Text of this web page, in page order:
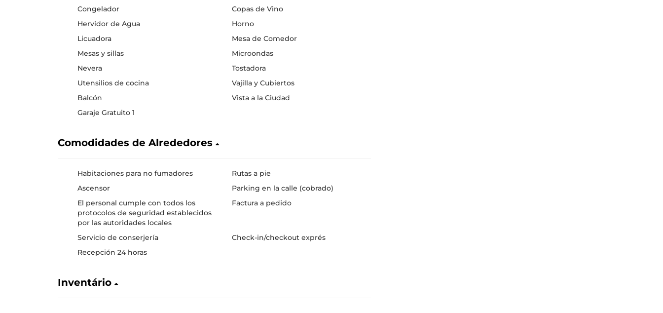
Congelador
Copas de Vino
Hervidor de Agua
Horno
Licuadora
Mesa de Comedor
Mesas y sillas
Microondas
Nevera
Tostadora
Utensilios de cocina
Vajilla y Cubiertos
Balcón
Vista a la Ciudad
Garaje Gratuito 1
Comodidades de Alrededores
Habitaciones para no fumadores
Rutas a pie
Ascensor
Parking en la calle (cobrado)
El personal cumple con todos los
protocolos de seguridad establecidos
por las autoridades locales
Factura a pedido
Servicio de conserjería
Check-in/checkout exprés
Recepción 24 horas
Inventário